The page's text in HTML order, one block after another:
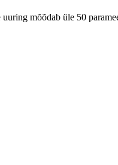
mõõdab üle 50